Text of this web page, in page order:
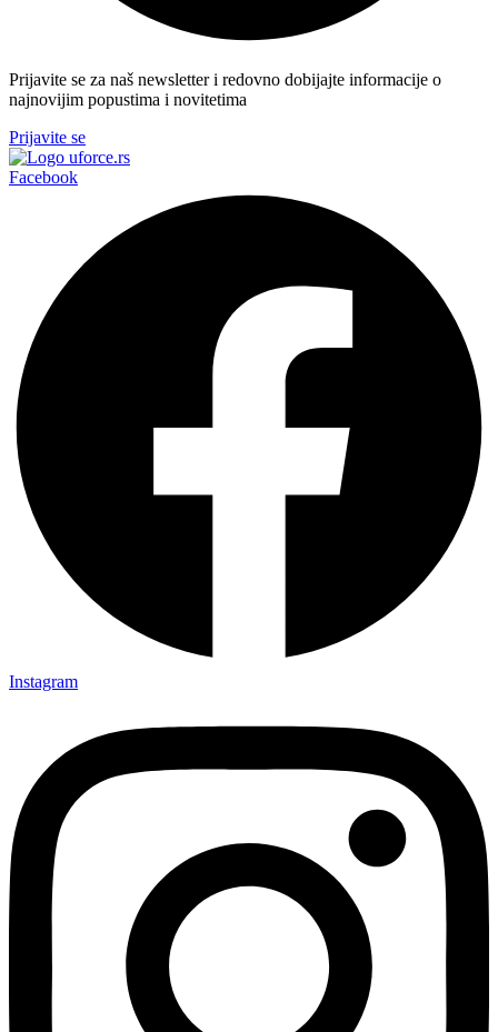
Prijavite se za naš newsletter i redovno dobijajte informacije o
najnovijim popustima i novitetima
Prijavite se
Facebook
Instagram